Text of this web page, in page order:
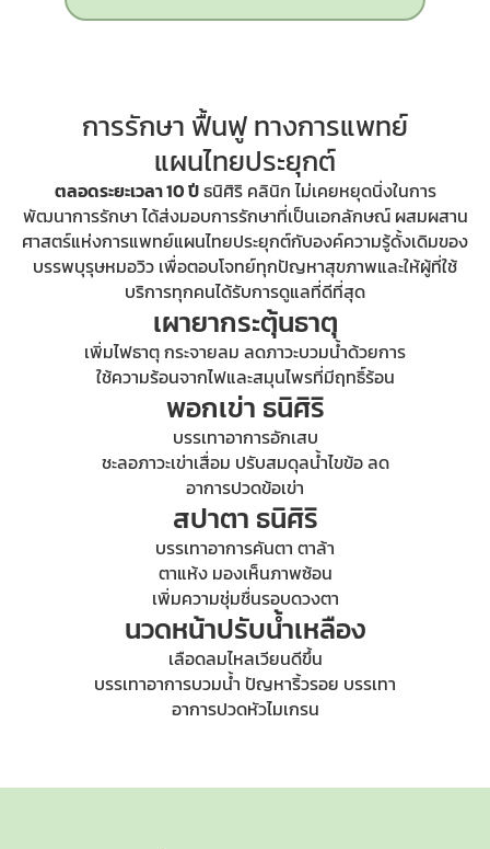
การรักษา ฟื้นฟู ทางการแพทย์
แผนไทยประยุกต์
ตลอดระยะเวลา 10 ปีธนิศิริ คลินิก ไม่เคยหยุดนิ่งในการ
พัฒนาการรักษา ได้ส่งมอบการรักษาที่เป็นเอกลักษณ์ ผสมผสาน
ศาสตร์แห่งการแพทย์แผนไทยประยุกต์กับองค์ความรู้ดั้งเดิมของ
บรรพบุรุษหมอวิว เพื่อตอบโจทย์ทุกปัญหาสุขภาพและให้ผู้ที่ใช้
บริการทุกคนได้รับการดูแลที่ดีที่สุด
เผายากระตุ้นธาตุ
เพิ่มไฟธาตุ กระจายลม ลดภาวะบวมน้ำด้วยการ
ใช้ความร้อนจากไฟและสมุนไพรที่มีฤทธิ์ร้อน
พอกเข่า ธนิศิริ
บรรเทาอาการอักเสบ
ชะลอภาวะเข่าเสื่อม ปรับสมดุลน้ำไขข้อ ลด
อาการปวดข้อเข่า
สปาตา ธนิศิริ
บรรเทาอาการคันตา ตาล้า
ตาแห้ง มองเห็นภาพซ้อน
เพิ่มความชุ่มชื่นรอบดวงตา
นวดหน้าปรับน้ำเหลือง
เลือดลมไหลเวียนดีขึ้น
บรรเทาอาการบวมน้ำ ปัญหาริ้วรอย บรรเทา
อาการปวดหัวไมเกรน